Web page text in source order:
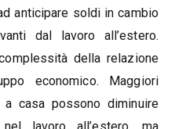
anticipare soldi in cambio
dal lavoro all’estero.
della relazione
economico. Maggiori
a casa possono diminuire